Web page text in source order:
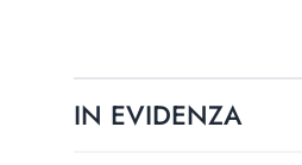
IN EVIDENZA